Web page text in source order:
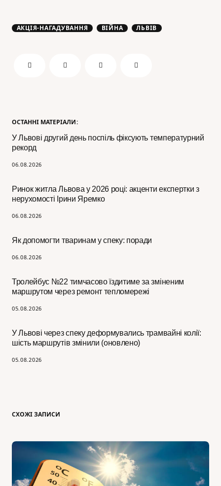
ОСТАННІ МАТЕРІАЛИ:
У Львові другий день поспіль фіксують температурний
рекорд
06.08.2026
Ринок житла Львова у 2026 році: акценти експертки з
нерухомості Ірини Яремко
06.08.2026
Як допомогти тваринам у спеку: поради
06.08.2026
Тролейбус №22 тимчасово їздитиме за зміненим
маршрутом через ремонт тепломережі
05.08.2026
У Львові через спеку деформувались трамвайні колії:
шість маршрутів змінили (оновлено)
05.08.2026
АКЦІЯ-НАГАДУВАННЯ ВІЙНА ЛЬВІВ
СХОЖІ ЗАПИСИ